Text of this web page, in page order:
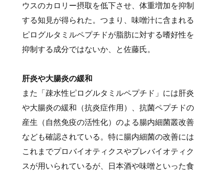
ウスのカロリー摂取を低下させ、体重増加を抑制
する知見が得られた。つまり、味噌汁に含まれる
ピログルタミルペプチドが脂肪に対する嗜好性を
抑制する成分ではないか、と佐藤氏。
肝炎や大腸炎の緩和
また「疎水性ピログルタミルペプチド」には肝炎
や大腸炎の緩和（抗炎症作用）、抗菌ペプチドの
産生（自然免疫の活性化）のよる腸内細菌叢改善
なども確認されている。特に腸内細菌の改善には
これまでプロバイオティクスやプレバイオティク
スが用いられているが、日本酒や味噌といった食